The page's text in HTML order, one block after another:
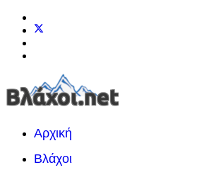
Αρχική
Βλάχοι